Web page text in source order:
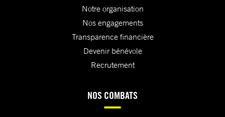
Notre organisation
Nos engagements
Transparence financière
Devenir bénévole
Recrutement
NOS COMBATS